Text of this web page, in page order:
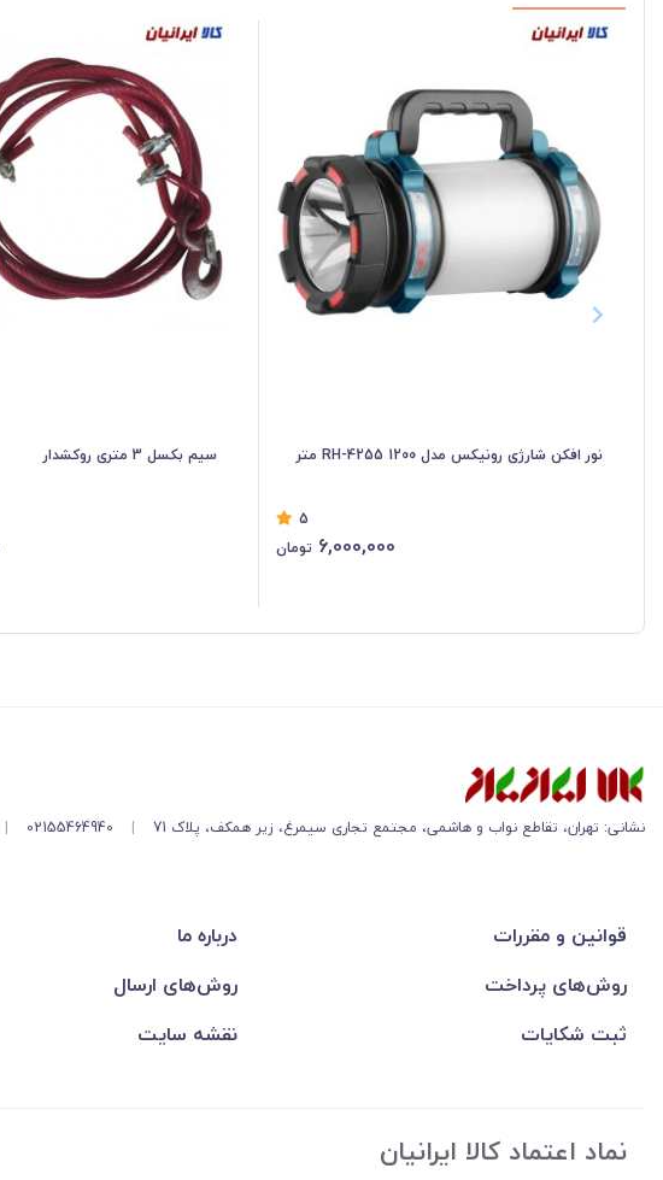
نور افکن شارژی رونیکس مدل RH-4255 1200 متر
5
6,000,000 تومان
سیم بکسل 3 متری روکشدار
نشانی: تهران، تقاطع نواب و هاشمی، مجتمع تجاری سیمرغ، زیر همکف، پلاک 71 |
02155464940
|
قوانین و مقررات درباره ما
روش‌های پرداخت
روش‌های ارسال
ثبت شکایات
نقشه سایت
نماد اعتماد کالا ایرانیان